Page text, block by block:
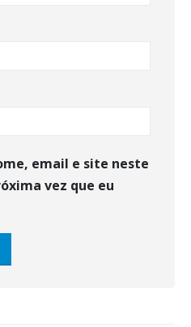
email e site neste
vez que eu